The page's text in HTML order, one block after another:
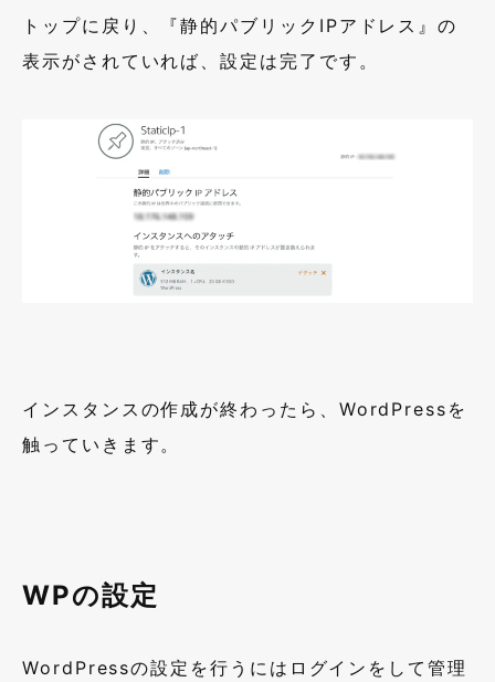
トップに戻り、『静的パブリック IPアドレス』の
表示がされていれば、設定は完了です。
インスタンスの作成が終わったら、 WordPress を
触っていきます。
WPの設定
WordPressの設定を行うにはログインをして管理